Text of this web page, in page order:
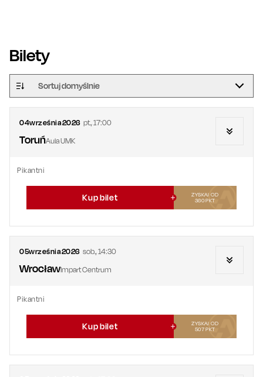
Bilety
Sortuj domyślnie
04września2026 pt.,17:00
ToruńAula UMK
Pikantni
Kup bilet
ZYSKAJ OD
360PKT
05września2026 sob.,14:30
WrocławImpart Centrum
Pikantni
Kup bilet
ZYSKAJ OD
507PKT